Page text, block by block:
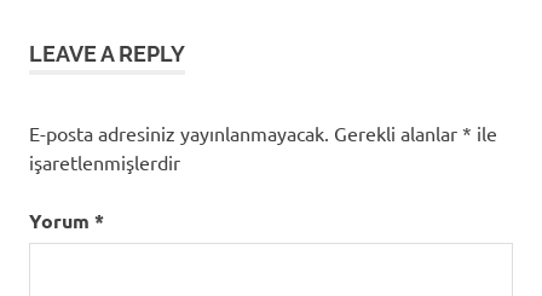
LEAVE A REPLY
E-posta adresiniz yayınlanmayacak. Gerekli alanlar * ile
işaretlenmişlerdir
Yorum *